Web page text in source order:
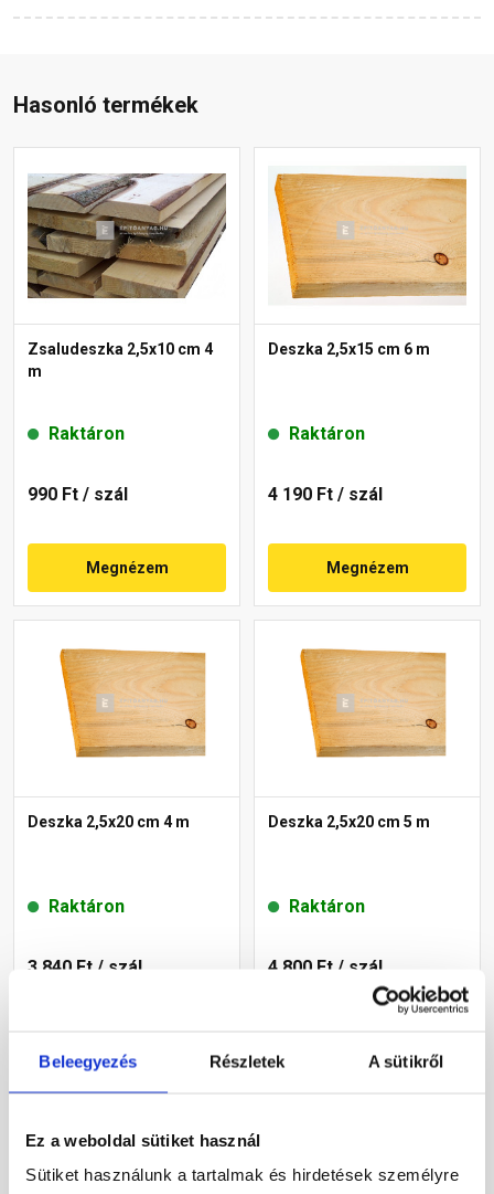
Beleegyezés Részletek A sütikről
Ez a weboldal sütiket használ
Sütiket használunk a tartalmak és hirdetések személyre
Hasonló termékek
Zsaludeszka 2,5x10 cm 4
m
Raktáron
990 Ft / szál
Megnézem
Deszka 2,5x15 cm 6 m
Raktáron
4 190 Ft / szál
Megnézem
Deszka 2,5x20 cm 4 m
Raktáron
3 840 Ft / szál
Deszka 2,5x20 cm 5 m
Raktáron
4 800 Ft / szál